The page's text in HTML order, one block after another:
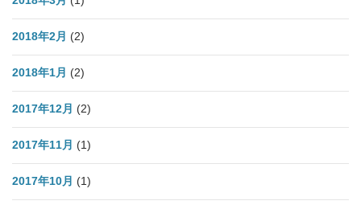
2018年2月 (2)
2018年1月 (2)
2017年12月 (2)
2017年11月 (1)
2017年10月 (1)